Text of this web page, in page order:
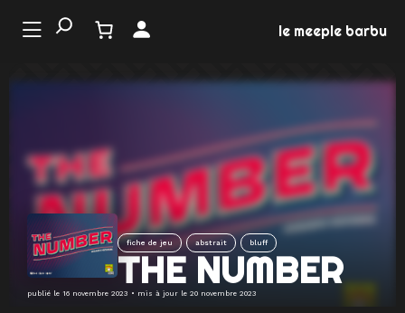
LE
JEU
le meeple barbu
fiche de jeu abstrait bluff
THE NUMBER
publié le 16 novembre 2023 • mis à jour le 20 novembre 2023